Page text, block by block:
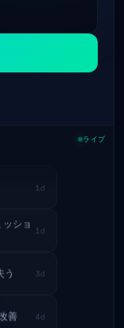
ライブ
を縮
ショ
1d
3d
善 4d
を縮
2h